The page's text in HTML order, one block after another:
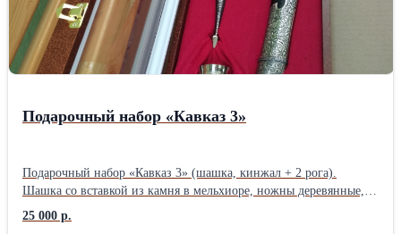
Подарочный набор «Кавказ 3»
Подарочный набор «Кавказ 3» (шашка, кинжал + 2 рога).
Шашка со вставкой из камня в мельхиоре, ножны деревянные,
обтянутые кожей и кинжал кавказский, вставка с камнем в
мельхиоре. Детали украшений выполнены из мельхиора. Футляр
25 000 р.